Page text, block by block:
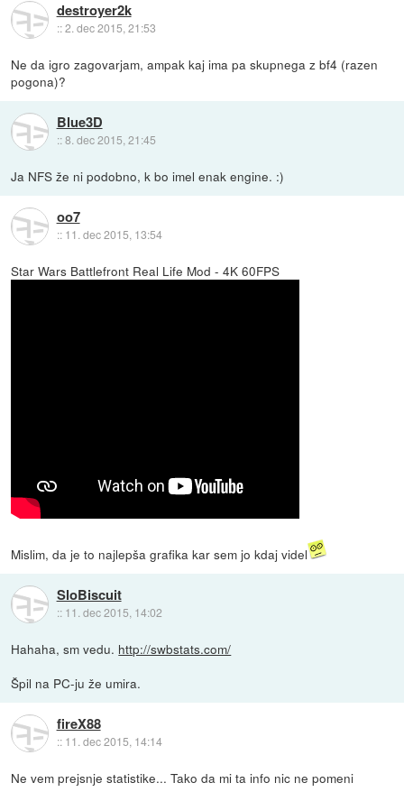
destroyer2k
::2. dec 2015, 21:53
Ne da igro zagovarjam, ampak kaj ima pa skupnega z bf4 (razen
pogona)?
Blue3D
::8. dec 2015, 21:45
Ja NFS že ni podobno, k bo imel enak engine. :)
oo7
:: 11. dec 2015, 13:54
Star Wars Battlefront Real Life Mod - 4K 60FPS
Mislim, da je to najlepša grafika kar sem jo kdaj videl
SloBiscuit
:: 11. dec 2015, 14:02
Hahaha, sm vedu. http://swbstats.com/
Špil na PC-ju že umira.
fireX88
:: 11. dec 2015, 14:14
Ne vem prejsnje statistike... Tako da mi ta info nic ne pomeni